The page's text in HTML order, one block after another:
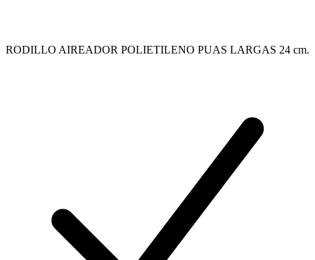
RODILLO AIREADOR POLIETILENO PUAS LARGAS 24 cm.